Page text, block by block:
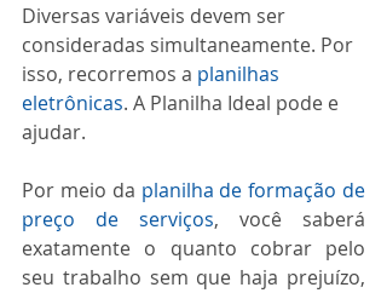
Diversas variáveis devem ser
consideradas simultaneamente. Por
isso, recorremos a planilhas
eletrônicas. A Planilha Ideal pode e
ajudar.
Por meio da planilha de formação de
preço de serviços, você saberá
exatamente o quanto cobrar pelo
seu trabalho sem que haja prejuízo,